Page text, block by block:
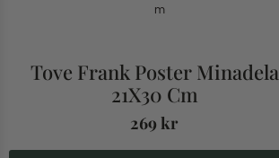
Tove Frank Poster Minadela
21X30 Cm
269kr